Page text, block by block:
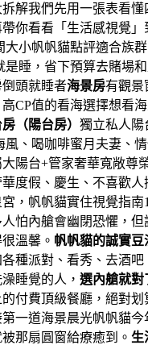
解我們先用一張表看
你看看「生活感視覺」
大小帆帆貓點評適合族群
是睡，省下預算去賭場
頭就睡者海景房有觀景
CP值的看海選擇想看
（陽台房） 獨立私人陽
風、喝咖啡蜜月夫妻、
陽台+管家奢華寬敞尊
度假、慶生、不喜歡人
，帆帆貓實住視覺指南
怕內艙會幽閉恐懼，但
溫馨。 帆帆貓的誠實豆
種派對、看秀、去酒吧
睡覺的人， 選內艙就對
付費頂級餐廳，絕對划
一道海景晨光帆帆貓今
那扇圓窗給療癒到。 生